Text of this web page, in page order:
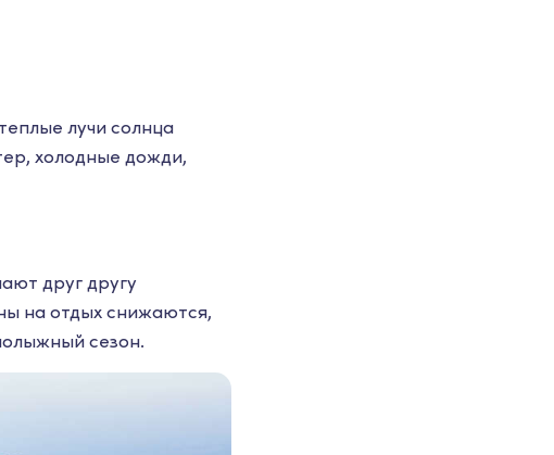
лучи солнца
холодные дожди,
друг другу
на отдых снижаются,
сезон.